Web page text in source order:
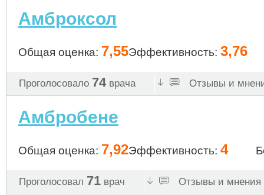
Амброксол
Общая оценка: 7,55Эффективность: 3,76
Проголосовало 74 врача Отзывы и
Амбробене
Общая оценка: 7,92Эффективность: 4
Проголосовал 71 врач Отзывы и мнения